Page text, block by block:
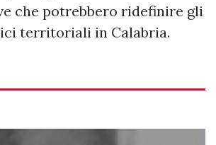
che potrebbero ridefinire gli
territoriali in Calabria.